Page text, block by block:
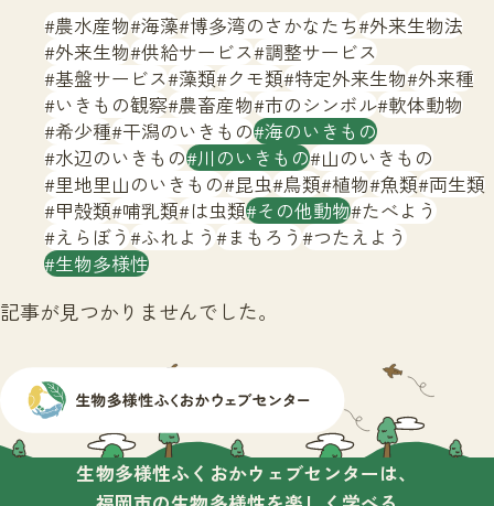
サイトマップ
農水産物 海藻 博多湾のさかなたち 外来生物法
外来生物 供給サービス 調整サービス
基盤サービス 藻類 クモ類 特定外来生物 外来種
いきもの観察 農畜産物 市のシンボル 軟体動物
希少種 干潟のいきもの 海のいきもの
水辺のいきもの 川のいきもの 山のいきもの
里地里山のいきもの 昆虫 鳥類 植物 魚類 両生類
甲殻類 哺乳類 は虫類 その他動物 たべよう
えらぼう ふれよう まもろう つたえよう
生物多様性
記事が見つかりませんでした。
生物多様性ふくおかウェブセンターは、